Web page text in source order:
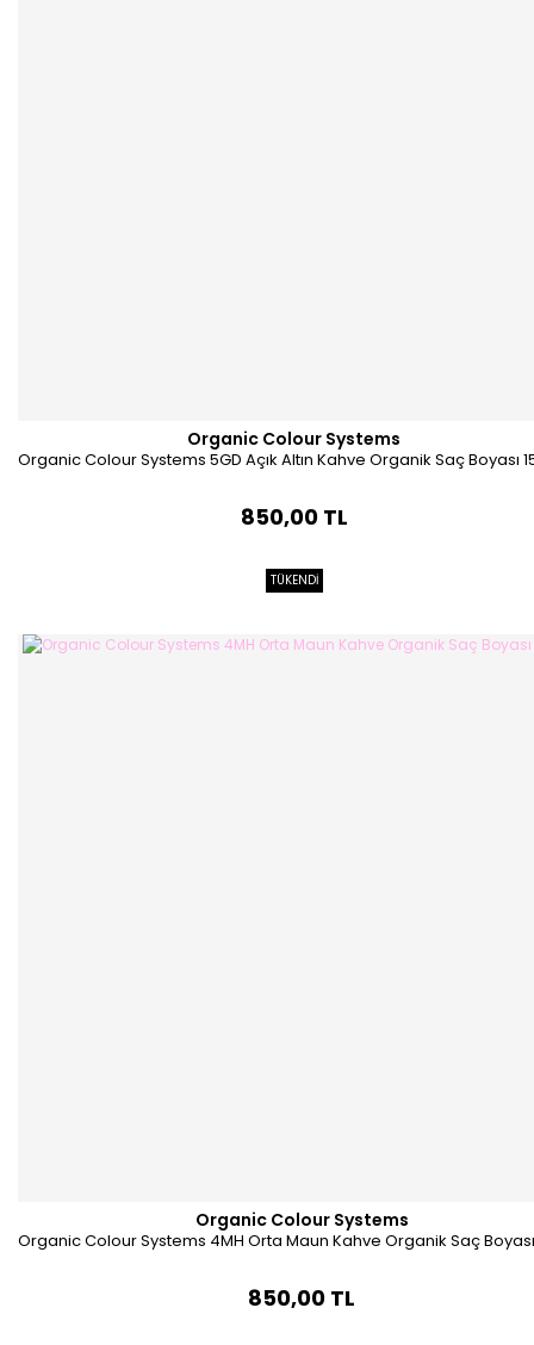
Organic Colour Systems
Organic Colour Systems 5GD Açık Altın Kahve Organik Saç Boyası
850,00 TL
TÜKENDİ
Organic Colour Systems
Organic Colour Systems 4MH Orta Maun Kahve Organik Saç
850,00 TL